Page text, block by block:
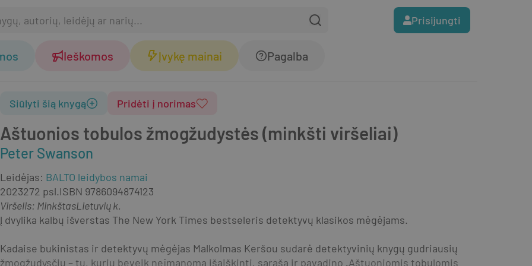
Prisijungti
Ieškomos Įvykę mainai Pagalba
Aštuonios tobulos žmogžudystės (minkšti viršeliai)
Peter Swanson
Siūlyti šią knygą Pridėti į norimas
Leidėjas: BALTO leidybos namai
2023272 psl.ISBN 9786094874123
Viršelis: MinkštasLietuvių k.
Į dvylika kalbų išverstas The New York Times bestseleris detektyvų klasikos mėgėjams.
Kadaise bukinistas ir detektyvų mėgėjas Malkolmas Keršou sudarė detektyvinių knygų gudriausių
žmogžudysčių – tų, kurių beveik neįmanoma išaiškinti, sąrašą ir pavadino „Aštuoniomis tobulomis